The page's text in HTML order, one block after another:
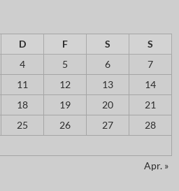
D F S
S
4 5 6
7
11 12 13
14
18 19 20
21
25 26 27
28
Apr. »